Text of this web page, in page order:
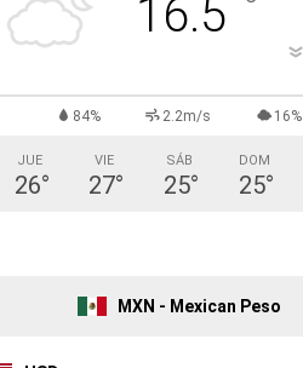
16.5
84% 2.2m/s 16%
JUE
26°
VIE
27°
SÁB
25°
DOM
25°
MXN - Mexican Peso